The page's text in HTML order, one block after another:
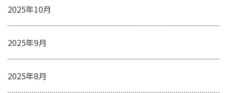
2025年10月
2025年9月
2025年8月